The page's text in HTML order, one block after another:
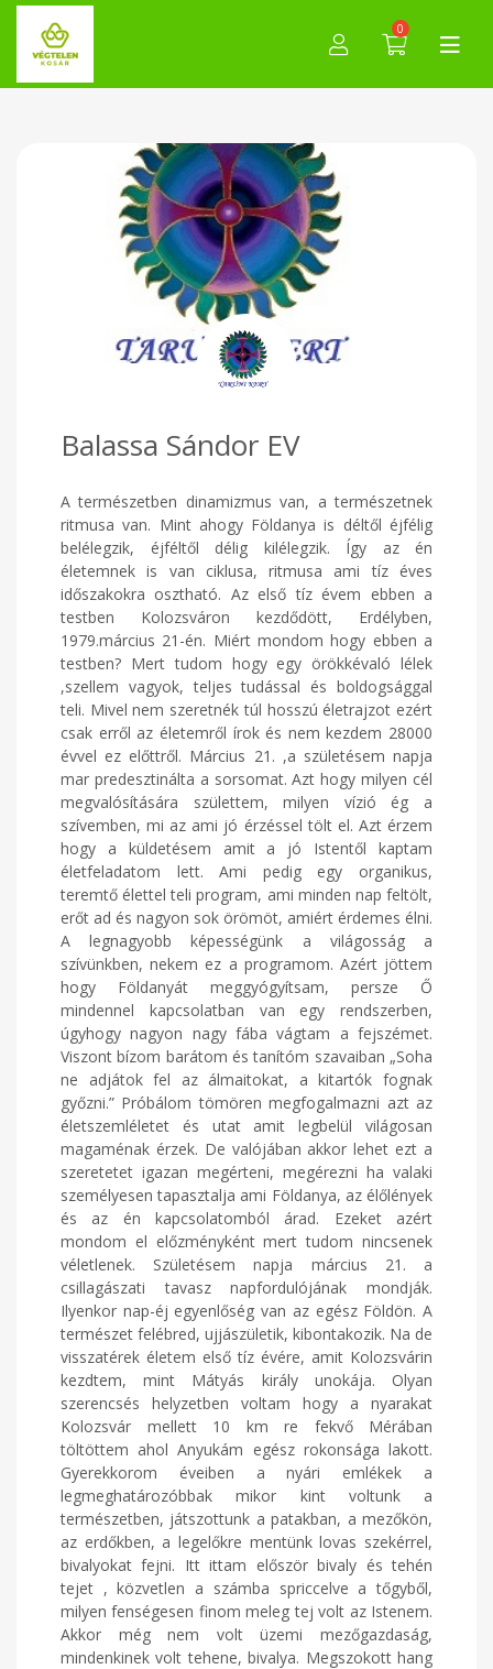
0
Balassa Sándor EV
A természetben dinamizmus van, a természetnek
ritmusa van. Mint ahogy Földanya is déltől éjfélig
belélegzik, éjféltől délig kilélegzik. Így az én
életemnek is van ciklusa, ritmusa ami tíz éves
időszakokra osztható. Az első tíz évem ebben a
testben Kolozsváron kezdődött, Erdélyben,
1979.március 21-én. Miért mondom hogy ebben a
testben? Mert tudom hogy egy örökkévaló lélek
,szellem vagyok, teljes tudással és boldogsággal
teli. Mivel nem szeretnék túl hosszú életrajzot ezért
csak erről az életemről írok és nem kezdem 28000
évvel ez előttről. Március 21. ,a születésem napja
mar predesztinálta a sorsomat. Azt hogy milyen cél
megvalósítására születtem, milyen vízió ég a
szívemben, mi az ami jó érzéssel tölt el. Azt érzem
hogy a küldetésem amit a jó Istentől kaptam
életfeladatom lett. Ami pedig egy organikus,
teremtő élettel teli program, ami minden nap feltölt,
erőt ad és nagyon sok örömöt, amiért érdemes élni.
A legnagyobb képességünk a világosság a
szívünkben, nekem ez a programom. Azért jöttem
hogy Földanyát meggyógyítsam, persze Ő
mindennel kapcsolatban van egy rendszerben,
úgyhogy nagyon nagy fába vágtam a fejszémet.
Viszont bízom barátom és tanítóm szavaiban „Soha
ne adjátok fel az álmaitokat, a kitartók fognak
győzni.” Próbálom tömören megfogalmazni azt az
életszemléletet és utat amit legbelül világosan
magaménak érzek. De valójában akkor lehet ezt a
szeretetet igazan megérteni, megérezni ha valaki
személyesen tapasztalja ami Földanya, az élőlények
és az én kapcsolatomból árad. Ezeket azért
mondom el előzményként mert tudom nincsenek
véletlenek. Születésem napja március 21. a
csillagászati tavasz napfordulójának mondják.
Ilyenkor nap-éj egyenlőség van az egész Földön. A
természet felébred, ujjászületik, kibontakozik. Na de
visszatérek életem első tíz évére, amit Kolozsvárin
kezdtem, mint Mátyás király unokája. Olyan
szerencsés helyzetben voltam hogy a nyarakat
Kolozsvár mellett 10 km re fekvő Mérában
töltöttem ahol Anyukám egész rokonsága lakott.
Gyerekkorom éveiben a nyári emlékek a
legmeghatározóbbak mikor kint voltunk a
természetben, játszottunk a patakban, a mezőkön,
az erdőkben, a legelőkre mentünk lovas szekérrel,
bivalyokat fejni. Itt ittam először bivaly és tehén
tejet , közvetlen a számba spriccelve a tőgyből,
milyen fenségesen finom meleg tej volt az Istenem.
Akkor még nem volt üzemi mezőgazdaság,
mindenkinek volt tehene, bivalya. Megszokott hang